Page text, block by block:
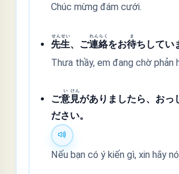
Chúc mừng đám cưới.
先
せん
生
せい
、ご連
れん
絡
らく
をお待
ま
ちしてい
Thưa thầy, em đang chờ phản
ご意
い
見
けん
がありましたら、おっ
ださい。
Nếu bạn có ý kiến gì, xin hãy